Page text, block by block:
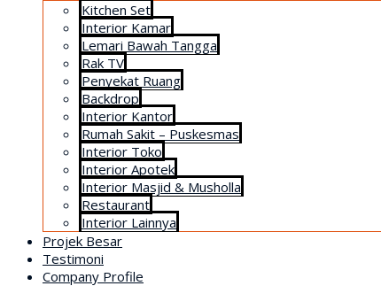
Kitchen Set
Interior Kamar
Lemari Bawah Tangga
Rak TV
Penyekat Ruang
Backdrop
Interior Kantor
Rumah Sakit – Puskesmas
Interior Toko
Interior Apotek
Interior Masjid & Musholla
Restaurant
Interior Lainnya
Projek Besar
Testimoni
Company Profile